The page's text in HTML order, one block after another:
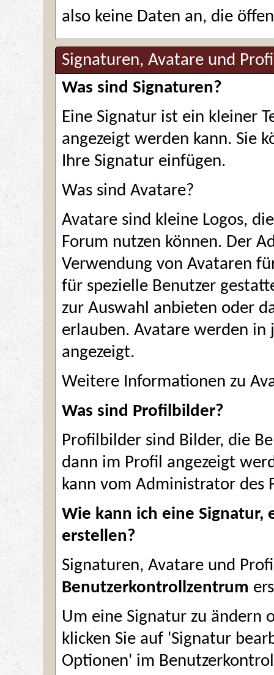
also keine Daten an, die
Signaturen, Avatare und
Was sind Signaturen?
Eine Signatur ist ein kleiner
angezeigt werden kann. Sie
Ihre Signatur einfügen.
Was sind Avatare?
Avatare sind kleine Logos,
Forum nutzen können. Der
Verwendung von Avataren
für spezielle Benutzer
zur Auswahl anbieten oder
erlauben. Avatare werden
angezeigt.
Weitere Informationen zu
Was sind Profilbilder?
Profilbilder sind Bilder, die
dann im Profil angezeigt
kann vom Administrator des
Wie kann ich eine
erstellen?
Signaturen, Avatare und
Benutzerkontrollzentrum
Um eine Signatur zu ändern
klicken Sie auf 'Signatur
Optionen' im